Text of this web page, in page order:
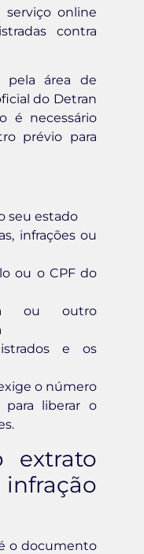
online
contra
pela área de
do Detran
é necessário
prévio para
seu estado
infrações ou
ou o CPF do
ou outro
e os
o número
liberar o
extrato
o documento